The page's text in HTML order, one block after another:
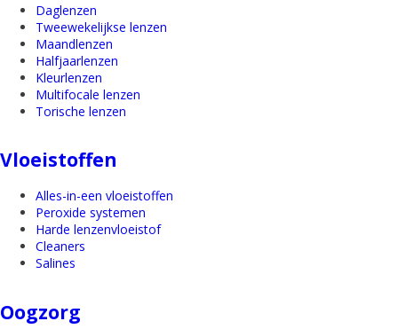
Daglenzen
Tweewekelijkse lenzen
Maandlenzen
Halfjaarlenzen
Kleurlenzen
Multifocale lenzen
Torische lenzen
Vloeistoffen
Alles-in-een vloeistoffen
Peroxide systemen
Harde lenzenvloeistof
Cleaners
Salines
Oogzorg